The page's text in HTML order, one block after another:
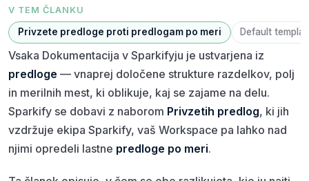
V TEM ČLANKU
Privzete predloge proti predlogam po meri Default
Vsaka Dokumentacija v Sparkifyju je ustvarjena iz
predloge — vnaprej določene strukture razdelkov, polj
in merilnih mest, ki oblikuje, kaj se zajame na delu.
Sparkify se dobavi z naborom Privzetih predlog, ki jih
vzdržuje ekipa Sparkify, vaš Workspace pa lahko nad
njimi opredeli lastne predloge po meri.